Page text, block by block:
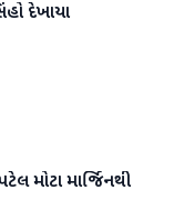
દેખાયા
મોટા માર્જિનથી